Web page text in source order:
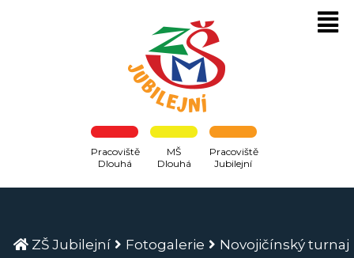
Pracoviště
Dlouhá
MŠ
Dlouhá
Pracoviště
Jubilejní
ZŠ Jubilejní Fotogalerie
Novojičínský turnaj